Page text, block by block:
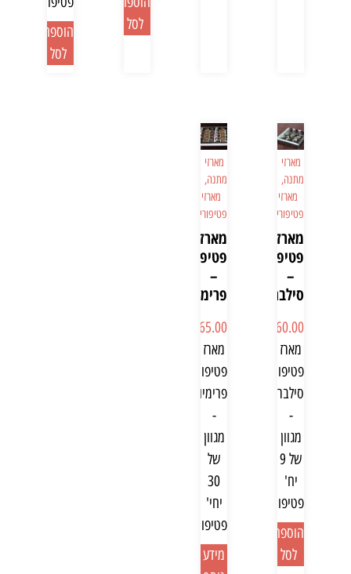
לסל
הוספה
לסל
מארזי
מתנה,
מארזי
פטיפורים
מארזי
פטיפורים
–
סילבר
160.00
מארז
פטיפורים
סילבר
-
מגוון
של 9
יח'
פטיפורים
הוספה
לסל
מארזי
מתנה,
מארזי
פטיפורים
מארזי
פטיפורים
–
פרימיום
465.00
מארז
פטיפורים
פרימיום
-
מגוון
של
30
יחי'
פטיפורים
מידע